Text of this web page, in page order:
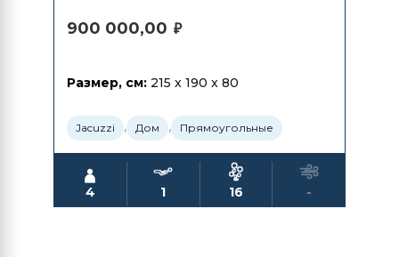
900 000,00 ₽
Размер, см: 215 x 190 x 80
Jacuzzi , Дом , Прямоугольные
4 1 16 -